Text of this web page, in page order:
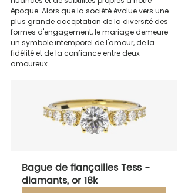
époque. Alors que la société évolue vers une
plus grande acceptation de la diversité des
formes d'engagement, le mariage demeure
un symbole intemporel de l'amour, de la
fidélité et de la confiance entre deux
amoureux.
Bague de fiançailles Tess -
diamants, or 18k